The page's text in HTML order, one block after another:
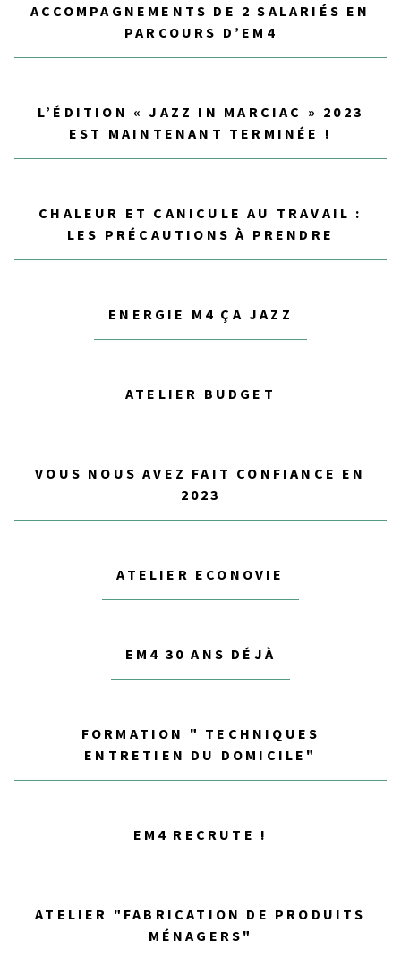
ACCOMPAGNEMENTS DE 2 SALARIÉS EN
PARCOURS D’EM4
L’ÉDITION « JAZZ IN MARCIAC » 2023
EST MAINTENANT TERMINÉE !
CHALEUR ET CANICULE AU TRAVAIL :
LES PRÉCAUTIONS À PRENDRE
ENERGIE M4 ÇA JAZZ
ATELIER BUDGET
VOUS NOUS AVEZ FAIT CONFIANCE EN
2023
ATELIER ECONOVIE
EM4 30 ANS DÉJÀ
FORMATION " TECHNIQUES
ENTRETIEN DU DOMICILE"
EM4 RECRUTE !
ATELIER "FABRICATION DE PRODUITS
MÉNAGERS"